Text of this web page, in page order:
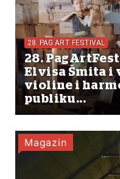
28. PAG ART FESTIVAL
28.
Elvisa Šmita i
violine i
publiku...
Magazin